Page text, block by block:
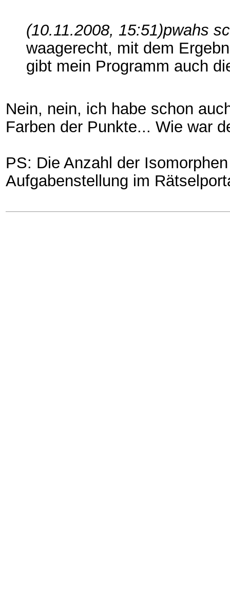
(10.11.2008, 15:51)pwahs
waagerecht, mit dem
gibt mein Programm auch
Nein, nein, ich habe schon
Farben der Punkte... Wie war
PS: Die Anzahl der
Aufgabenstellung im